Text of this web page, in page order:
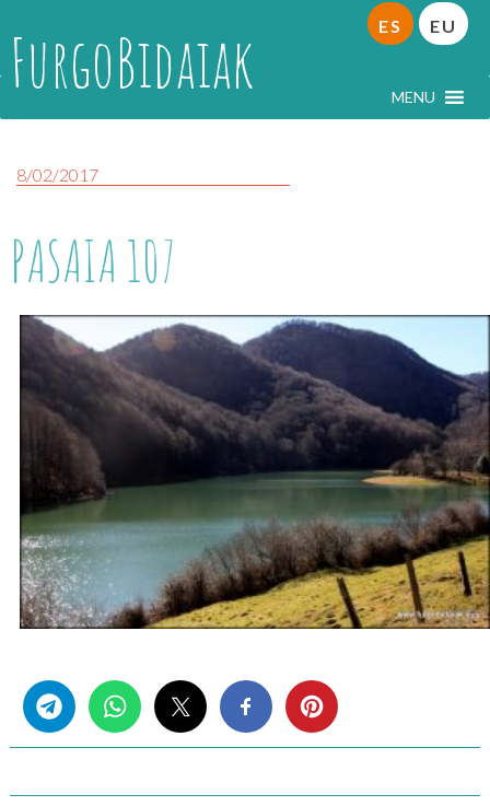
FurgoBidaiak MENU
ES EU
8/02/2017
PASAIA 107